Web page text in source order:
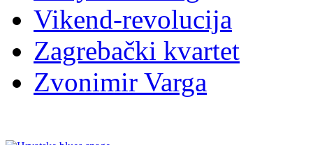
Vikend-revolucija
Zagrebački kvartet
Zvonimir Varga